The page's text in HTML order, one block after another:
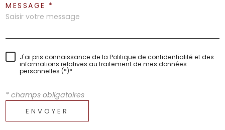
MESSAGE *
J'ai pris connaissance de la Politique de confidentialité et des
informations relatives au traitement de mes données
personnelles (*)*
* champs obligatoires
ENVOYER